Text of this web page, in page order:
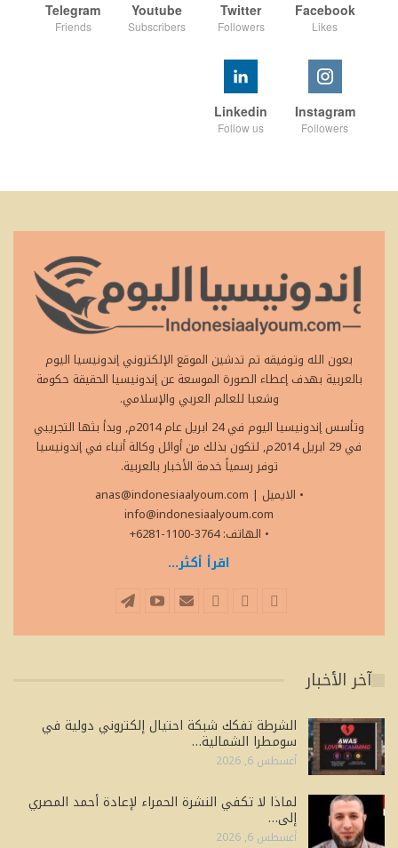
Facebook
Likes
Twitter
Followers
Youtube
Subscribers
Telegram
Friends
Instagram
Followers
Linkedin
Follow us
بعون الله وتوفيقه تم تدشين الموقع الإلكتروني إندونيسيا اليوم
بالعربية بهدف إعطاء الصورة الموسعة عن إندونيسيا الحقيقة حكومة
وشعبا للعالم العربي والإسلامي.
وتأسس إندونيسيا اليوم في 24 ابريل عام 2014م, وبدأ بثها التجريبي
في 29 ابريل 2014م, لتكون بذلك من أوائل وكالة أنباء في إندونيسيا
توفر رسمياً خدمة الأخبار بالعربية.
• الايميل
anas@indonesiaalyoum.com |
info@indonesiaalyoum.com
• الهاتف: 3764-1100-6281+
اقرأ أكثر...
آخر الأخبار
الشرطة تفكك شبكة احتيال إلكتروني دولية في
سومطرا الشمالية…
أغسطس 6, 2026
لماذا لا تكفي النشرة الحمراء لإعادة أحمد المصري
إلى…
أغسطس 6, 2026